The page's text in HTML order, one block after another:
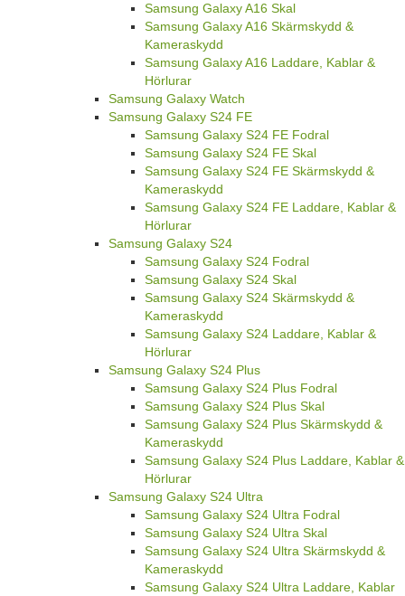
Samsung Galaxy A16 Skal
Samsung Galaxy A16 Skärmskydd &
Kameraskydd
Samsung Galaxy A16 Laddare, Kablar &
Hörlurar
Samsung Galaxy Watch
Samsung Galaxy S24 FE
Samsung Galaxy S24 FE Fodral
Samsung Galaxy S24 FE Skal
Samsung Galaxy S24 FE Skärmskydd &
Kameraskydd
Samsung Galaxy S24 FE Laddare, Kablar &
Hörlurar
Samsung Galaxy S24
Samsung Galaxy S24 Fodral
Samsung Galaxy S24 Skal
Samsung Galaxy S24 Skärmskydd &
Kameraskydd
Samsung Galaxy S24 Laddare, Kablar &
Hörlurar
Samsung Galaxy S24 Plus
Samsung Galaxy S24 Plus Fodral
Samsung Galaxy S24 Plus Skal
Samsung Galaxy S24 Plus Skärmskydd &
Kameraskydd
Samsung Galaxy S24 Plus Laddare, Kablar &
Hörlurar
Samsung Galaxy S24 Ultra
Samsung Galaxy S24 Ultra Fodral
Samsung Galaxy S24 Ultra Skal
Samsung Galaxy S24 Ultra Skärmskydd &
Kameraskydd
Samsung Galaxy S24 Ultra Laddare, Kablar